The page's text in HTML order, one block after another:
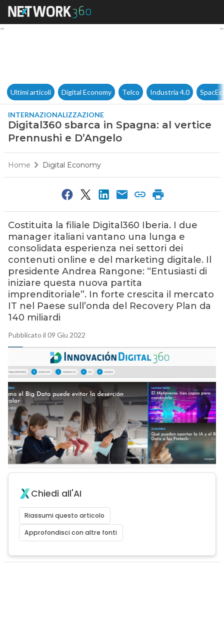
Digital360 sbarca in Spagna:
Ultimi articoli Digital Economy Telco Industria 4.0
INTERNAZIONALIZZAZIONE
Digital360 sbarca in Spagna: al vertice
Prennushi e D’Angelo
Home Digital Economy
Costituita la filiale Digital360 Iberia. I due
manager italiani vantano una lunga e
consolidata esperienza nei settori dei
contenuti online e del marketing digitale. Il
presidente Andrea Rangone: “Entusiasti di
iniziare questa nuova partita
imprenditoriale”. In forte crescita il mercato
IT nel Paese sull’onda del Recovery Plan da
140 miliardi
Pubblicato il 09 Giu 2022
Chiedi all'AI
Riassumi questo articolo
Approfondisci con altre fonti